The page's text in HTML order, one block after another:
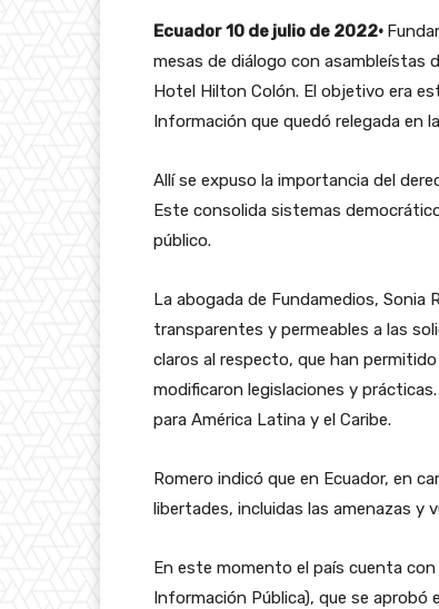
Ecuador 10 de julio de 2022·
mesas de diálogo con asambleístas
Hotel Hilton Colón. El objetivo era
Información que quedó relegada en
Allí se expuso la importancia del
Este consolida sistemas
público.
La abogada de Fundamedios,
transparentes y permeables a las
claros al respecto, que han
modificaron legislaciones y
para América Latina y el Caribe.
Romero indicó que en Ecuador, en
libertades, incluidas las amenazas y
En este momento el país cuenta
Información Pública), que se